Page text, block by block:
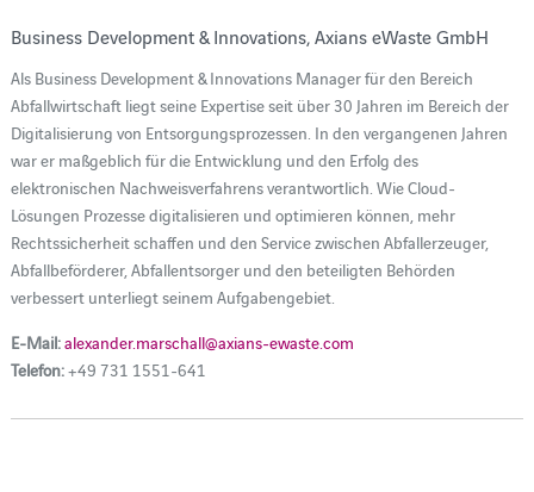
Business Development & Innovations, Axians eWaste GmbH
Als Business Development & Innovations Manager für den Bereich
Abfallwirtschaft liegt seine Expertise seit über 30 Jahren im Bereich der
Digitalisierung von Entsorgungsprozessen. In den vergangenen Jahren
war er maßgeblich für die Entwicklung und den Erfolg des
elektronischen Nachweisverfahrens verantwortlich. Wie Cloud-
Lösungen Prozesse digitalisieren und optimieren können, mehr
Rechtssicherheit schaffen und den Service zwischen Abfallerzeuger,
Abfallbeförderer, Abfallentsorger und den beteiligten Behörden
verbessert unterliegt seinem Aufgabengebiet.
E-Mail:alexander.marschall@axians-ewaste.com
Telefon:+49 731 1551-641